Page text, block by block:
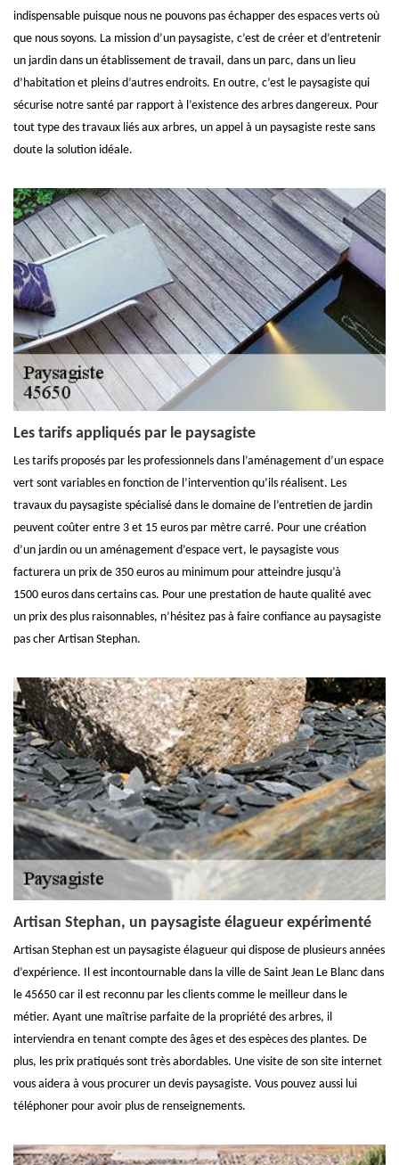
indispensable puisque nous ne pouvons pas échapper des espaces verts où
que nous soyons. La mission d’un paysagiste, c’est de créer et d’entretenir
un jardin dans un établissement de travail, dans un parc, dans un lieu
d’habitation et pleins d’autres endroits. En outre, c’est le paysagiste qui
sécurise notre santé par rapport à l’existence des arbres dangereux. Pour
tout type des travaux liés aux arbres, un appel à un paysagiste reste sans
doute la solution idéale.
Les tarifs appliqués par le paysagiste
Les tarifs proposés par les professionnels dans l’aménagement d’un espace
vert sont variables en fonction de l’intervention qu’ils réalisent. Les
travaux du paysagiste spécialisé dans le domaine de l’entretien de jardin
peuvent coûter entre 3 et 15 euros par mètre carré. Pour une création
d’un jardin ou un aménagement d’espace vert, le paysagiste vous
facturera un prix de 350 euros au minimum pour atteindre jusqu’à
1500 euros dans certains cas. Pour une prestation de haute qualité avec
un prix des plus raisonnables, n’hésitez pas à faire confiance au paysagiste
pas cher Artisan Stephan.
Artisan Stephan, un paysagiste élagueur expérimenté
Artisan Stephan est un paysagiste élagueur qui dispose de plusieurs années
d’expérience. Il est incontournable dans la ville de Saint Jean Le Blanc dans
le 45650 car il est reconnu par les clients comme le meilleur dans le
métier. Ayant une maîtrise parfaite de la propriété des arbres, il
interviendra en tenant compte des âges et des espèces des plantes. De
plus, les prix pratiqués sont très abordables. Une visite de son site internet
vous aidera à vous procurer un devis paysagiste. Vous pouvez aussi lui
téléphoner pour avoir plus de renseignements.